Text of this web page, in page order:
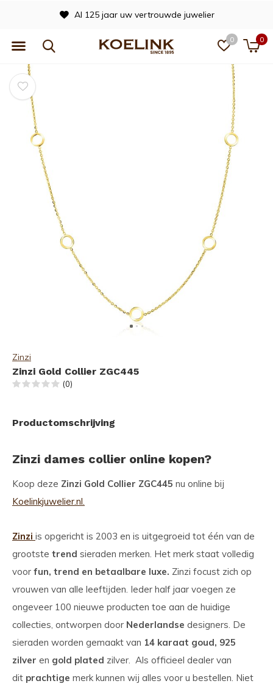
0 0
Al 125 jaar uw vertrouwde juwelier
Zinzi
Zinzi Gold Collier ZGC445
(0)
Productomschrijving
Zinzi dames collier online kopen?
Koop deze Zinzi Gold Collier ZGC445 nu online bij
Koelinkjuwelier.nl.
Zinzi is opgericht is 2003 en is uitgegroeid tot één van de
grootste trend sieraden merken. Het merk staat volledig
voor fun, trend en betaalbare luxe. Zinzi focust zich op
vrouwen van alle leeftijden. Ieder half jaar voegen ze
ongeveer 100 nieuwe producten toe aan de huidige
collecties, ontworpen door Nederlandse designers. De
sieraden worden gemaakt van 14 karaat goud, 925
zilver en gold plated zilver. Als officieel dealer van
dit prachtige merk kunnen wij alles voor u bestellen. Niet